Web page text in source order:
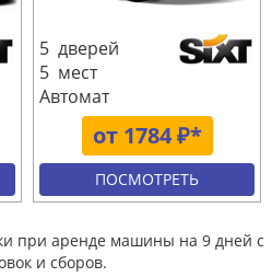
от 1784 ₽*
5 дверей
5 мест
Автомат
ПОСМОТРЕТЬ
при аренде машины на 9 дней с
и сборов.